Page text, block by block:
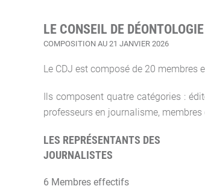
LE CONSEIL DE
COMPOSITION AU 21 JANVIER 2026
Le CDJ est composé de 20
Ils composent quatre catégories :
professeurs en journalisme, membres
LES REPRÉSENTANTS DES
JOURNALISTES
6 Membres effectifs